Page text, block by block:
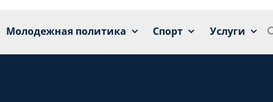
Молодежная политика Спорт Услуги
Университет Образование Наука